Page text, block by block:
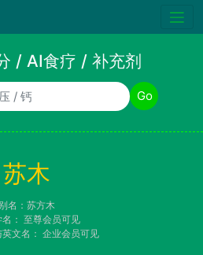
/ AI食疗 / 补充剂
剂名称 Go
苏木
名：苏方木
： 至尊会员可见
文名： 企业会员可见